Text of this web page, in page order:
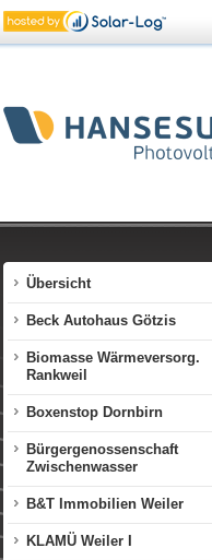
Übersicht
Beck Autohaus Götzis
Biomasse Wärmeversorg.
Rankweil
Boxenstop Dornbirn
Bürgergenossenschaft
Zwischenwasser
B&T Immobilien Weiler
KLAMÜ Weiler I